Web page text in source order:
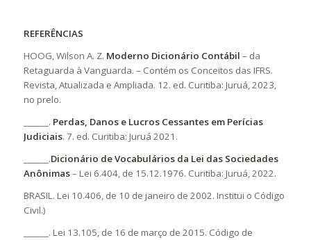
REFERÊNCIAS
HOOG, Wilson A. Z. Moderno Dicionário Contábil – da
Retaguarda à Vanguarda. – Contém os Conceitos das IFRS.
Revista, Atualizada e Ampliada. 12. ed. Curitiba: Juruá, 2023,
no prelo.
______. Perdas, Danos e Lucros Cessantes em Perícias
Judiciais. 7. ed. Curitiba: Juruá 2021.
______.Dicionário de Vocabulários da Lei das Sociedades
Anônimas– Lei 6.404, de 15.12.1976. Curitiba: Juruá, 2022.
BRASIL. Lei 10.406, de 10 de janeiro de 2002. Institui o Código
Civil.)
______. Lei 13.105, de 16 de março de 2015. Código de